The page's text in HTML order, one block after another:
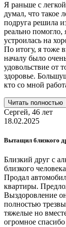
Я раньше с
думал, что такое
подруга решила
реально помогло,
устроилась на
По итогу, я тоже
началу было
удовольствие от
здоровье.
кто со мной
Читать полностью
Сергей, 46 лет
18.02.2025
Вытащил близкого
Близкий друг с
близкого
Продал
квартиры.
Выздоровление
полностью
тяжелые но
огромное